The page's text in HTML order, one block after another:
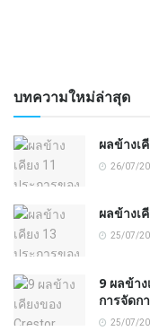
บทความใหม่ล่าสุด
ผลข้างเ
26/07/
ผลข้างเ
25/07/
9 ผลข้า
การจัดก
25/07/